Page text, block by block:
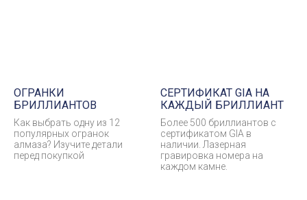
ОГРАНКИ
БРИЛЛИАНТОВ
Как выбрать одну из 12
популярных огранок
алмаза? Изучите детали
перед покупкой
СЕРТИФИКАТ GIA НА
КАЖДЫЙ БРИЛЛИАНТ
Более 500 бриллиантов с
сертификатом GIA в
наличии. Лазерная
гравировка номера на
каждом камне.